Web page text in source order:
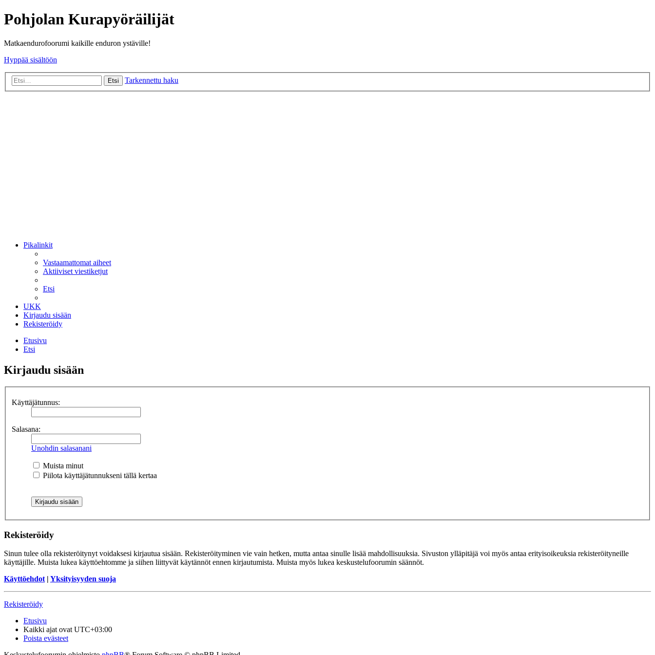
Pohjolan Kurapyöräilijät
Matkaendurofoorumi kaikille enduron ystäville!
Hyppää sisältöön
Etsi Tarkennettu haku
Pikalinkit
Vastaamattomat aiheet
Aktiiviset viestiketjut
Etsi
UKK
Kirjaudu sisään
Rekisteröidy
Etusivu
Etsi
Kirjaudu sisään
Käyttäjätunnus:
Salasana:
Unohdin salasanani
Muista minut
Piilota käyttäjätunnukseni tällä kertaa
Rekisteröidy
Sinun tulee olla rekisteröitynyt voidaksesi kirjautua sisään. Rekisteröityminen vie vain hetken, mutta antaa sinulle lisää mahdollisuuksia. Sivuston ylläpitäjä voi myös antaa erityisoikeuksia rekisteröityneille
käyttäjille. Muista lukea käyttöehtomme ja siihen liittyvät käytännöt ennen kirjautumista. Muista myös lukea keskustelufoorumin säännöt.
Käyttöehdot | Yksityisyyden suoja
Rekisteröidy
Etusivu
Kaikki ajat ovat UTC+03:00
Poista evästeet